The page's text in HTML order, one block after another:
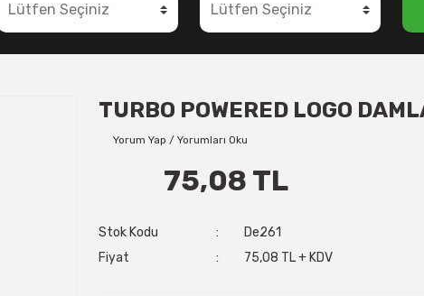
TURBO POWERED LOGO
Yorum Yap / Yorumları Oku
75,08 TL
Stok Kodu
De261
Fiyat
75,08 TL + KDV